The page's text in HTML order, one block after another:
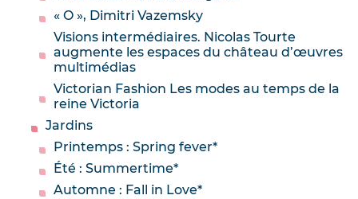
« O », Dimitri Vazemsky
Visions intermédiaires. Nicolas Tourte
augmente les espaces du château d’œuvres
multimédias
Victorian Fashion Les modes au temps de la
reine Victoria
Jardins
Printemps : Spring fever*
Été : Summertime*
Automne : Fall in Love*